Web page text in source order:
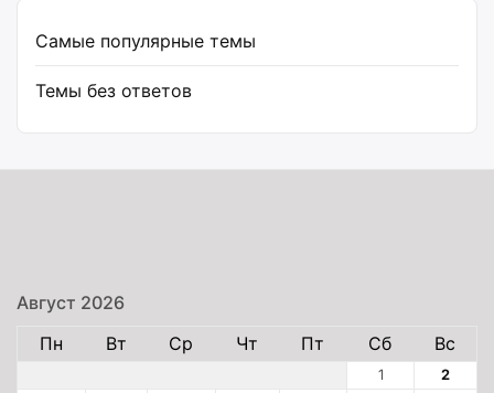
Самые популярные темы
Темы без ответов
Август 2026
Пн
Вт Ср Чт Пт Сб Вс
1
2